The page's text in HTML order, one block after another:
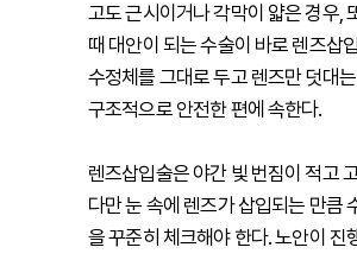
고도 근시이거나 각막이 얇은 경우,
때 대안이 되는 수술이 바로 렌즈삽
수정체를 그대로 두고 렌즈만 덧대
구조적으로 안전한 편에 속한다.
렌즈삽입술은 야간 빛 번짐이 적고
다만 눈 속에 렌즈가 삽입되는 만큼
을 꾸준히 체크해야 한다. 노안이 진